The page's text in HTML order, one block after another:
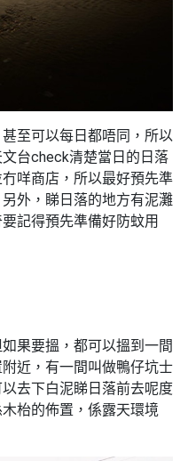
至可以每日都唔同，所以
台check清楚當日的日落
咩商店，所以最好預先準
外，睇日落的地方有泥灘
記得預先準備好防蚊用
果要搵，都可以搵到一間
近，有一間叫做鴨仔坑士
去下白泥睇日落前去呢度
枱的佈置，係露天環境